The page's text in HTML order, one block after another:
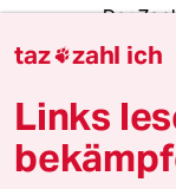
Der
Karte.
C chrisfre
taz zahl ich
Links